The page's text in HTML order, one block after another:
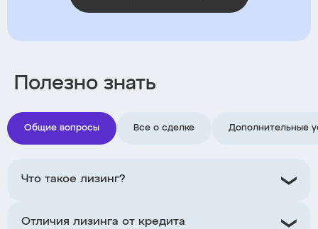
Полезно знать
Общие вопросы Все о сделке Дополнительные
Что такое лизинг?
Отличия лизинга от кредита